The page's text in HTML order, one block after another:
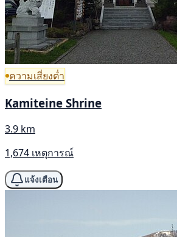
ความเสี่ยงต่ำ
Kamiteine Shrine
3.9 km
1,674 เหตุการณ์
แจ้งเตือน